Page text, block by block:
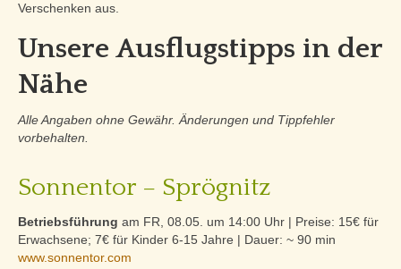
Verschenken aus.
Unsere Ausflugstipps in der
Nähe
Alle Angaben ohne Gewähr. Änderungen und Tippfehler
vorbehalten.
Sonnentor – Sprögnitz
Betriebsführung am FR, 08.05. um 14:00 Uhr | Preise: 15€ für
Erwachsene; 7€ für Kinder 6-15 Jahre | Dauer: ~ 90 min
www.sonnentor.com